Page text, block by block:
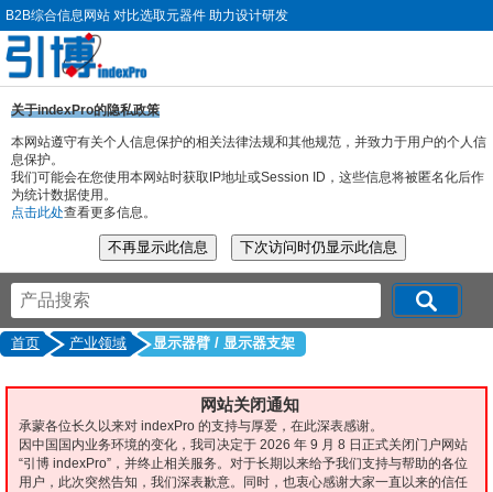
B2B综合信息网站 对比选取元器件 助力设计研发
关于indexPro的隐私政策
本网站遵守有关个人信息保护的相关法律法规和其他规范，并致力于用户的个人信
息保护。
我们可能会在您使用本网站时获取IP地址或Session ID，这些信息将被匿名化后作
为统计数据使用。
点击此处查看更多信息。
首页 产业领域 显示器臂 / 显示器支架
网站关闭通知
承蒙各位长久以来对 indexPro 的支持与厚爱，在此深表感谢。
因中国国内业务环境的变化，我司决定于 2026 年 9 月 8 日正式关闭门户网站
“引博 indexPro”，并终止相关服务。对于长期以来给予我们支持与帮助的各位
用户，此次突然告知，我们深表歉意。同时，也衷心感谢大家一直以来的信任